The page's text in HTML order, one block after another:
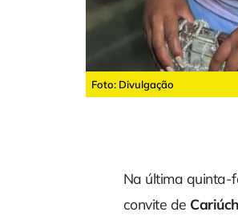
Foto: Divulgação
Na última quinta-
convite de